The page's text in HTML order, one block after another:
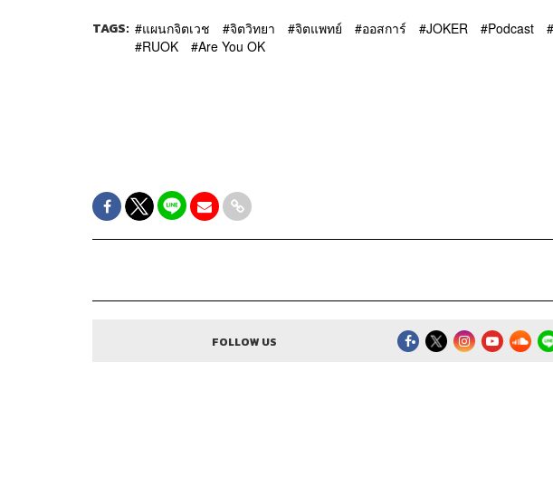
TAGS: แผนกจิตเวช จิตวิทยา จิตแพทย์ ออสการ์ JOKER Podcast
RUOK
Are You OK
FOLLOW US